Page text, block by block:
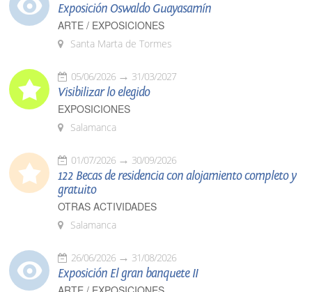
Exposición Oswaldo Guayasamín
ARTE / EXPOSICIONES
Santa Marta de Tormes
05/06/2026 31/03/2027
Visibilizar lo elegido
EXPOSICIONES
Salamanca
01/07/2026 30/09/2026
122 Becas de residencia con alojamiento completo y
gratuito
OTRAS ACTIVIDADES
Salamanca
26/06/2026 31/08/2026
Exposición El gran banquete II